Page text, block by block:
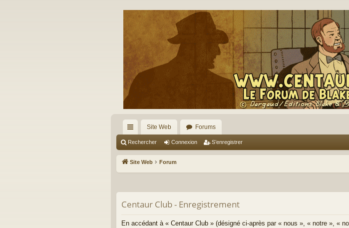
cc
ès
ra
de
Site Web Forums
Rechercher Connexion S’enregistrer
Site Web Forum
Centaur Club - Enregistrement
En accédant à « Centaur Club » (désigné ci-après par « nous », « notre », «